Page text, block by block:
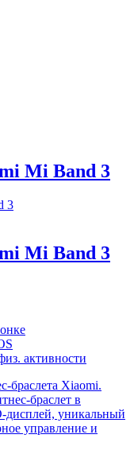
Mi Band 3
Mi Band 3
активности
браслета Xiaomi.
браслет в
дисплей, уникальный
управление и